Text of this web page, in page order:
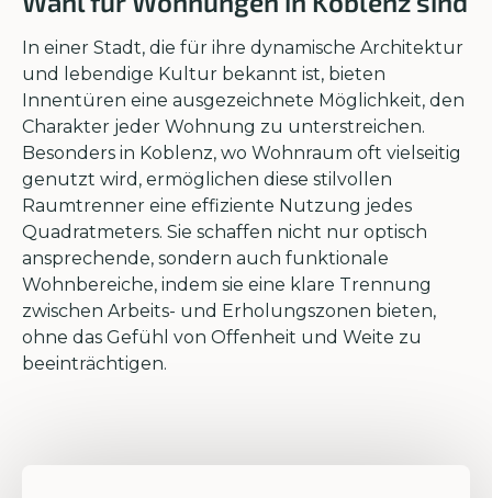
In einer Stadt, die für ihre dynamische Architektur
und lebendige Kultur bekannt ist, bieten
Innentüren eine ausgezeichnete Möglichkeit, den
Charakter jeder Wohnung zu unterstreichen.
Besonders in Koblenz, wo Wohnraum oft vielseitig
genutzt wird, ermöglichen diese stilvollen
Raumtrenner eine effiziente Nutzung jedes
Quadratmeters. Sie schaffen nicht nur optisch
ansprechende, sondern auch funktionale
Wohnbereiche, indem sie eine klare Trennung
zwischen Arbeits- und Erholungszonen bieten,
ohne das Gefühl von Offenheit und Weite zu
beeinträchtigen.